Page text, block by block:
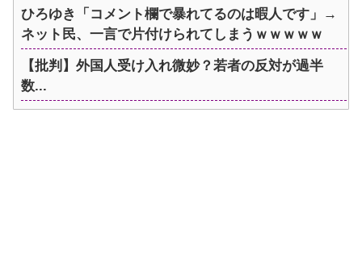
ひろゆき「コメント欄で暴れてるのは暇人です」→
ネット民、一言で片付けられてしまうｗｗｗｗｗ
【批判】外国人受け入れ微妙？若者の反対が過半
数...